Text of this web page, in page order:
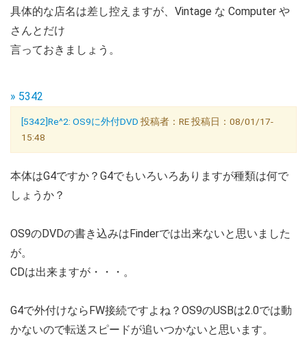
具体的な店名は差し控えますが、Vintage な Computer や
さんとだけ
言っておきましょう。
» 5342
[5342]Re^2: OS9に外付DVD 投稿者：RE 投稿日：08/01/17-
15:48
本体はG4ですか？G4でもいろいろありますが種類は何で
しょうか？
OS9のDVDの書き込みはFinderでは出来ないと思いました
が。
CDは出来ますが・・・。
G4で外付けならFW接続ですよね？OS9のUSBは2.0では動
かないので転送スピードが追いつかないと思います。